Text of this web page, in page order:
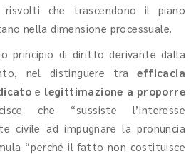
che trascendono il piano
nella dimensione processuale.
principio di diritto derivante dalla
nel distinguere traefficacia
e legittimazione a proporre
che “sussiste l’interesse
civile ad impugnare la pronuncia
“perché il fatto non costituisce